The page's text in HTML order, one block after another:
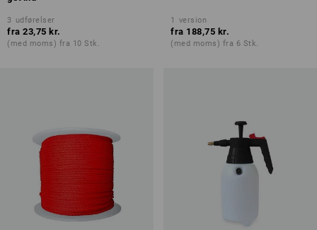
3 udførelser
fra 23,75 kr.
(med moms) fra 10 Stk.
1 version
fra 188,75 kr.
(med moms) fra 6 Stk.